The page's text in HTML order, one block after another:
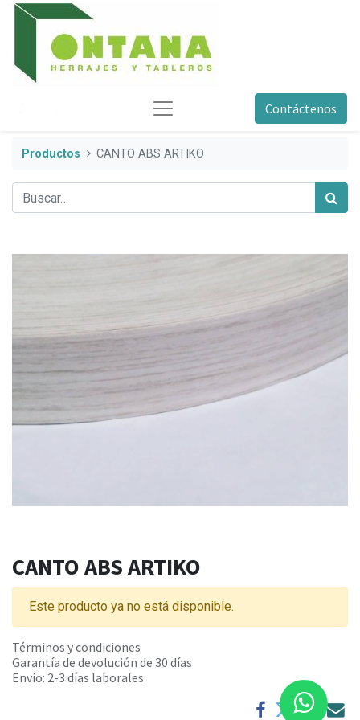
Contáctenos
Productos CANTO ABS ARTIKO
CANTO ABS ARTIKO
Este producto ya no está disponible.
Términos y condiciones
Garantía de devolución de 30 días
Envío: 2-3 días laborales